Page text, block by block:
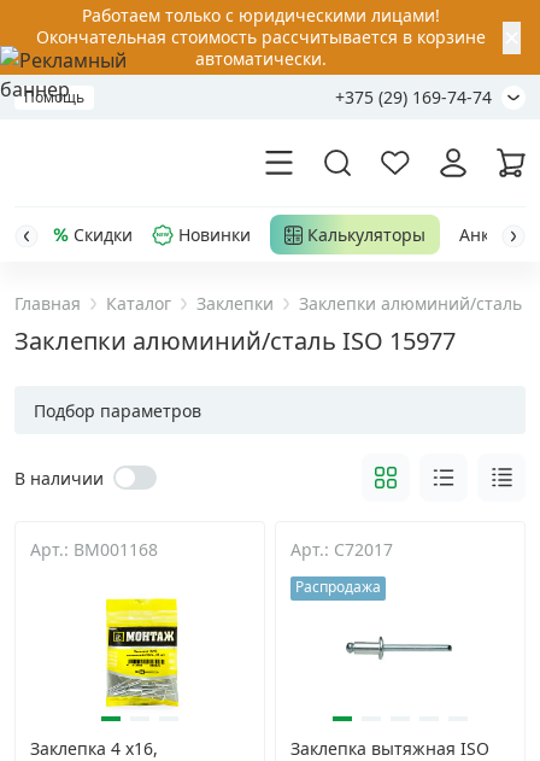
Работаем только с юридическими лицами!
Окончательная стоимость рассчитывается в корзине
автоматически.
Помощь +375 (29) 169-74-74
Акции
Кабельный крепеж
Строительный инструмент и инвентарь
Скидки Новинки Калькуляторы Анкер-
Главная Каталог Заклепки Заклепки алюминий/сталь
Заклепки алюминий/сталь ISO 15977
Подбор параметров
В наличии
Арт.: BM001168
Заклепка 4 х16,
Арт.: C72017
Распродажа
Заклепка вытяжная ISO